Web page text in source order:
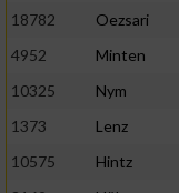
18782
Oezsari
4952
Minten
10325
Nym
1373
Lenz
10575
Hintz